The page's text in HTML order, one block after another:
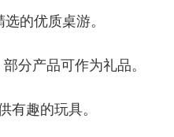
的优质桌游。
分产品可作为礼品。
有趣的玩具。